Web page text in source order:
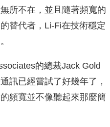
所不在，並且隨著頻寬的
替代者，Li-Fi在技術穩定
的總裁Jack Gold
訊已經嘗試了好幾年了，
頻寬並不像聽起來那麼簡